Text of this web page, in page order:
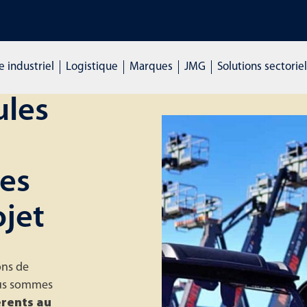
: cliquez ici et demandez des renseignements
industriel Logistique Marques JMG Solutions
de
sommes
au